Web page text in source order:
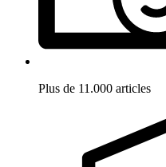
Plus de 11.000 articles